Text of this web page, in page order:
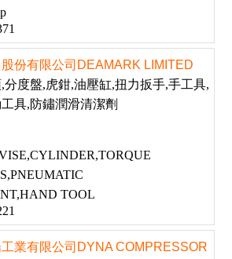
份有限公司DEAMARK LIMITED
分度盤,虎鉗,油壓缸,扭力扳手,手工具,
具,防鏽潤滑清潔劑
TOOL
業有限公司DYNA COMPRESSOR